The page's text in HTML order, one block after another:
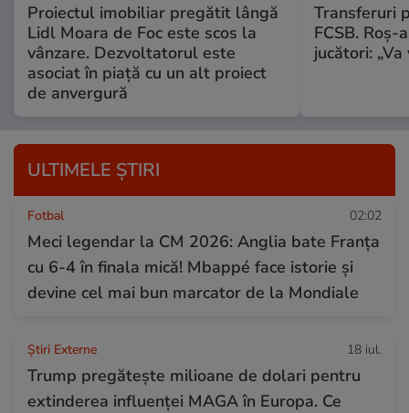
Proiectul imobiliar pregătit lângă
Lidl Moara de Foc este scos la
vânzare. Dezvoltatorul este
asociat în piață cu un alt proiect
de anvergură
Transferuri
FCSB.
jucători:
ULTIMELE ȘTIRI
Fotbal 02:02
Meci legendar la CM 2026: Anglia bate Franța
cu 6-4 în finala mică! Mbappé face istorie și
devine cel mai bun marcator de la Mondiale
Știri Externe 18 iul.
Trump pregătește milioane de dolari pentru
extinderea influenței MAGA în Europa. Ce